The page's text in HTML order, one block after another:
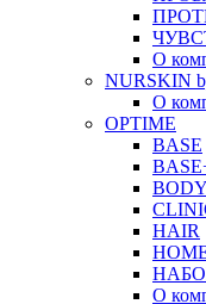
О
NURSKIN
О
OPTIME
BASE
BODY
HAIR
О